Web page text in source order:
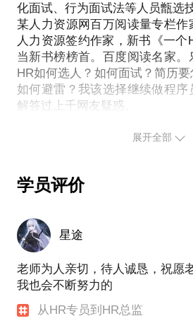
PS.在选择与我见面前，请把你
竟一小时的谈话只能解决一个
提前发给我，方便我做更精确
化面试、行为面试法等人员甑选
某人力资源网百万阅读量专栏作
人力资源签约作家，新书《一个
当新书榜榜首。百度阅读名家。
HR如何选人？如何面试？简历
如何避雷？我该选择继续做程序
展开全部
学员评价
星途
老师为人亲切，待人诚恳，祝愿
我也会不断努力的
从HR专员到HR总监